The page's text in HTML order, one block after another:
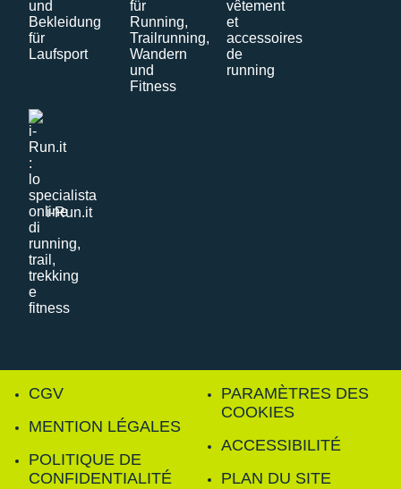
i-Run.it
CGV
MENTION LÉGALES
POLITIQUE DE
CONFIDENTIALITÉ
PARAMÈTRES DES
COOKIES
ACCESSIBILITÉ
PLAN DU SITE